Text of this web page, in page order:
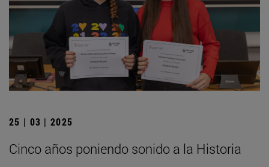
25 | 03 | 2025
Cinco años poniendo sonido a la Historia